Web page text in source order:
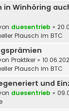
Winhöring
duesentrieb «
Plausch im BTC
Praktiker «
Plausch im BTC
und
duesentrieb «